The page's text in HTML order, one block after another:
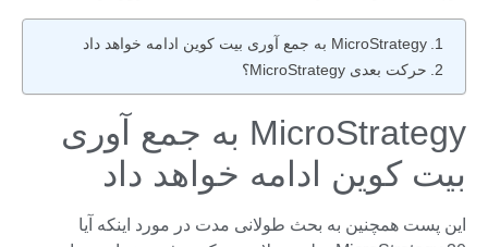
MicroStrategy به جمع آوری بیت کوین ادامه خواهد داد
حرکت بعدی MicroStrategy؟
MicroStrategy به جمع آوری
بیت کوین ادامه خواهد داد
این پست همچنین به بحث طولانی مدت در مورد اینکه آیا